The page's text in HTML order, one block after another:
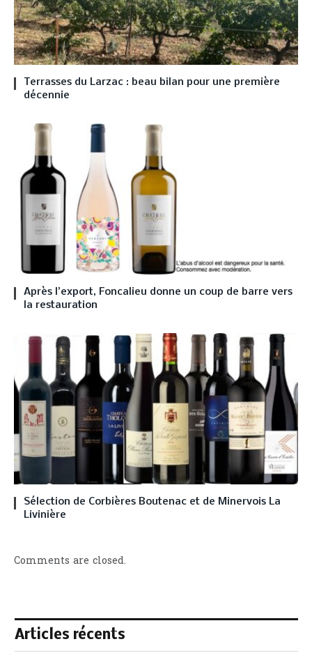
Terrasses du Larzac : beau bilan pour une première
décennie
Après l’export, Foncalieu donne un coup de barre vers
la restauration
Sélection de Corbières Boutenac et de Minervois La
Livinière
Comments are closed.
Articles récents